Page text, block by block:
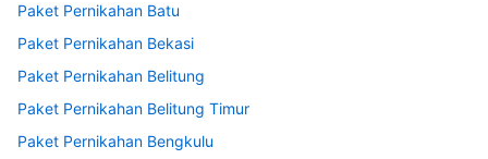
Paket Pernikahan Batu
Paket Pernikahan Bekasi
Paket Pernikahan Belitung
Paket Pernikahan Belitung Timur
Paket Pernikahan Bengkulu